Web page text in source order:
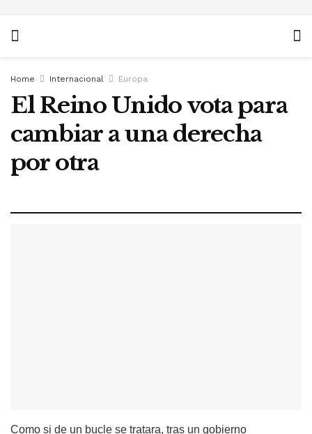
Home Internacional Europa
El Reino Unido vota para
cambiar a una derecha
por otra
Como si de un bucle se tratara, tras un gobierno